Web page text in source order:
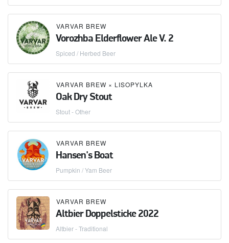
VARVAR BREW
Vorozhba Elderflower Ale V. 2
Spiced / Herbed Beer
VARVAR BREW × LISOPYLKA
Oak Dry Stout
Stout - Other
VARVAR BREW
Hansen's Boat
Pumpkin / Yam Beer
VARVAR BREW
Altbier Doppelsticke 2022
Altbier - Traditional